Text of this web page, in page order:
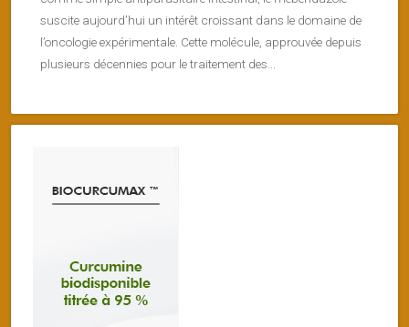
suscite aujourd’hui un intérêt croissant dans le domaine de
l’oncologie expérimentale. Cette molécule, approuvée depuis
plusieurs décennies pour le traitement des...